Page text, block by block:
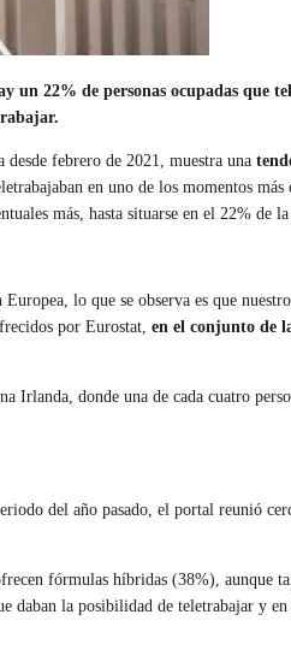
un 22% de personas ocupadas que
febrero de 2021, muestra una
en uno de los momentos
más, hasta situarse en el 22% de la
lo que se observa es que
por Eurostat, en el conjunto de
Irlanda, donde una de cada cuatro
del año pasado, el portal reunió
fórmulas híbridas (38%), aunque
daban la posibilidad de teletrabajar y